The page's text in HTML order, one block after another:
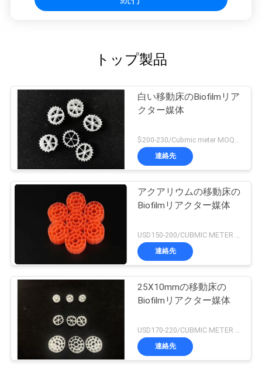
トップ製品
白い移動床のBiofilmリア
クター媒体
$200-230/Cubmic meter MOQ:1CubmicMeter
連絡先
アクアリウムの移動床の
Biofilmリアクター媒体
連絡先
25X10mmの移動床の
Biofilmリアクター媒体
連絡先